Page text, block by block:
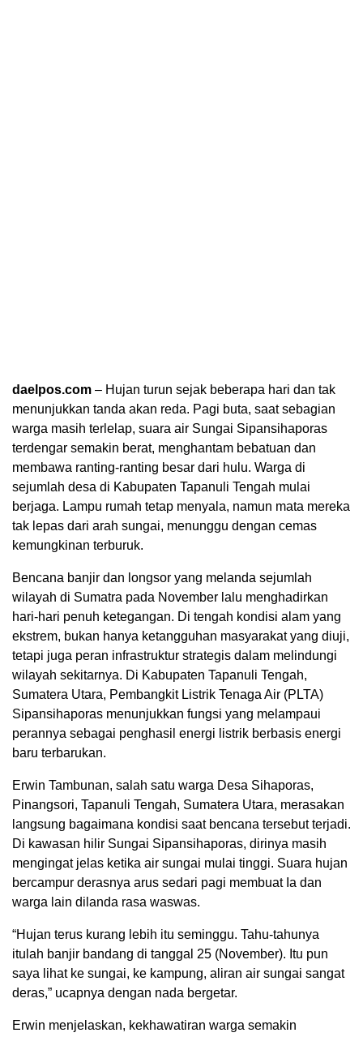
daelpos.com – Hujan turun sejak beberapa hari dan tak
menunjukkan tanda akan reda. Pagi buta, saat sebagian
warga masih terlelap, suara air Sungai Sipansihaporas
terdengar semakin berat, menghantam bebatuan dan
membawa ranting-ranting besar dari hulu. Warga di
sejumlah desa di Kabupaten Tapanuli Tengah mulai
berjaga. Lampu rumah tetap menyala, namun mata mereka
tak lepas dari arah sungai, menunggu dengan cemas
kemungkinan terburuk.
Bencana banjir dan longsor yang melanda sejumlah
wilayah di Sumatra pada November lalu menghadirkan
hari-hari penuh ketegangan. Di tengah kondisi alam yang
ekstrem, bukan hanya ketangguhan masyarakat yang diuji,
tetapi juga peran infrastruktur strategis dalam melindungi
wilayah sekitarnya. Di Kabupaten Tapanuli Tengah,
Sumatera Utara, Pembangkit Listrik Tenaga Air (PLTA)
Sipansihaporas menunjukkan fungsi yang melampaui
perannya sebagai penghasil energi listrik berbasis energi
baru terbarukan.
Erwin Tambunan, salah satu warga Desa Sihaporas,
Pinangsori, Tapanuli Tengah, Sumatera Utara, merasakan
langsung bagaimana kondisi saat bencana tersebut terjadi.
Di kawasan hilir Sungai Sipansihaporas, dirinya masih
mengingat jelas ketika air sungai mulai tinggi. Suara hujan
bercampur derasnya arus sedari pagi membuat Ia dan
warga lain dilanda rasa waswas.
“Hujan terus kurang lebih itu seminggu. Tahu-tahunya
itulah banjir bandang di tanggal 25 (November). Itu pun
saya lihat ke sungai, ke kampung, aliran air sungai sangat
deras,” ucapnya dengan nada bergetar.
Erwin menjelaskan, kekhawatiran warga semakin